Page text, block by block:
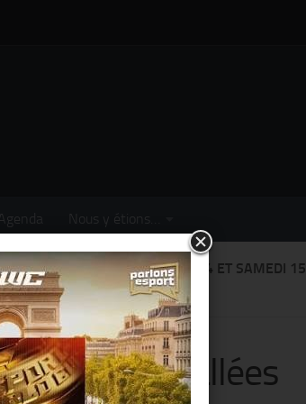
Agenda Nous y étions…
PARTY » IN PARIS, VENDREDI 14 ET SAMEDI 15
« 3 Vallées